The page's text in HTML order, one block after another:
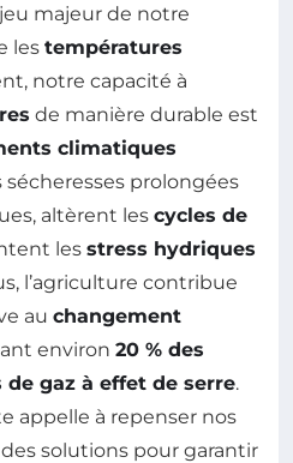
majeur de notre
les températures
notre capacité à
de manière durable est
climatiques
sécheresses prolongées
altèrent les cycles de
les stress hydriques
l’agriculture contribue
au changement
environ 20 % des
gaz à effet de serre.
appelle à repenser nos
solutions pour garantir